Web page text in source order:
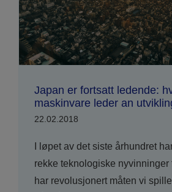
Japan er fortsatt ledende:
maskinvare leder an
22.02.2018
I løpet av det siste århundret
rekke teknologiske nyvinninger
har revolusjonert måten vi